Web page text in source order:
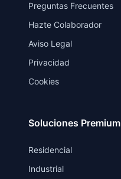
Preguntas Frecuentes
Hazte Colaborador
Aviso Legal
Privacidad
Cookies
Soluciones Premium
Residencial
Industrial